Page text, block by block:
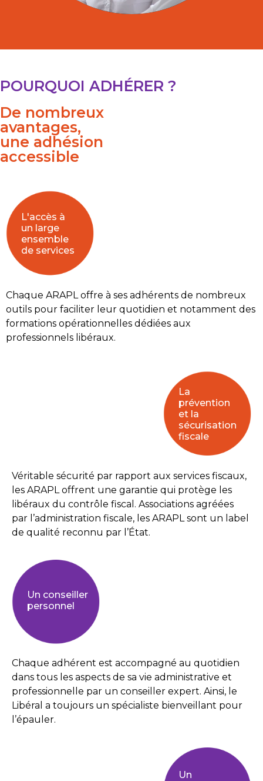
POURQUOI ADHÉRER ?
De nombreux
avantages,
une adhésion
accessible
L'accès à
un large
ensemble
de services
Chaque ARAPL offre à ses adhérents de nombreux
outils pour faciliter leur quotidien et notamment des
formations opérationnelles dédiées aux
professionnels libéraux.
La
prévention
et la
sécurisation
fiscale
Véritable sécurité par rapport aux services fiscaux,
les ARAPL offrent une garantie qui protège les
libéraux du contrôle fiscal. Associations agréées
par l’administration fiscale, les ARAPL sont un label
de qualité reconnu par l’État.
Un conseiller
personnel
Chaque adhérent est accompagné au quotidien
dans tous les aspects de sa vie administrative et
professionnelle par un conseiller expert. Ainsi, le
Libéral a toujours un spécialiste bienveillant pour
l’épauler.
Un